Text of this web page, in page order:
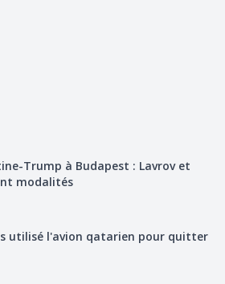
Trump à Budapest : Lavrov et
modalités
utilisé l'avion qatarien pour quitter